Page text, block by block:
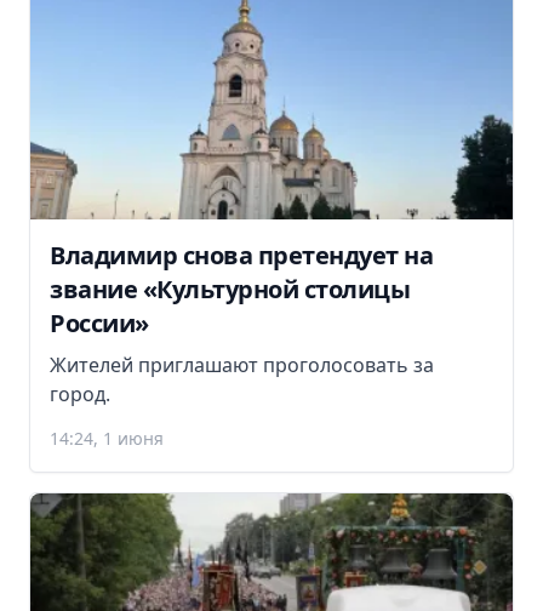
Владимир снова претендует на
звание «Культурной столицы
России»
Жителей приглашают проголосовать за
город.
14:24, 1 июня